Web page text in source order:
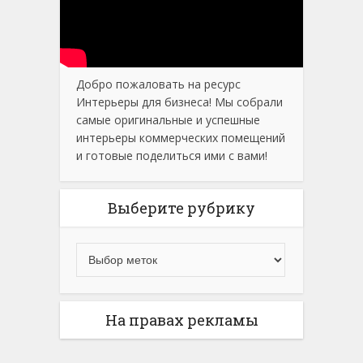
Добро пожаловать на ресурс
Интерьеры для бизнеса! Мы собрали
самые оригинальные и успешные
интерьеры коммерческих помещений
и готовые поделиться ими с вами!
Выберите рубрику
На правах рекламы